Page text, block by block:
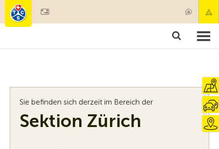
Mitgliedschaft & Leistungen
Sie befinden sich derzeit im Bereich der
Sektion Zürich